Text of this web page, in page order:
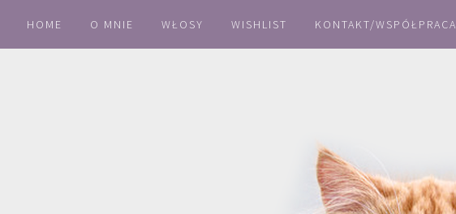
HOME O MNIE WŁOSY WISHLIST KONTAKT/WSPÓŁPRACA